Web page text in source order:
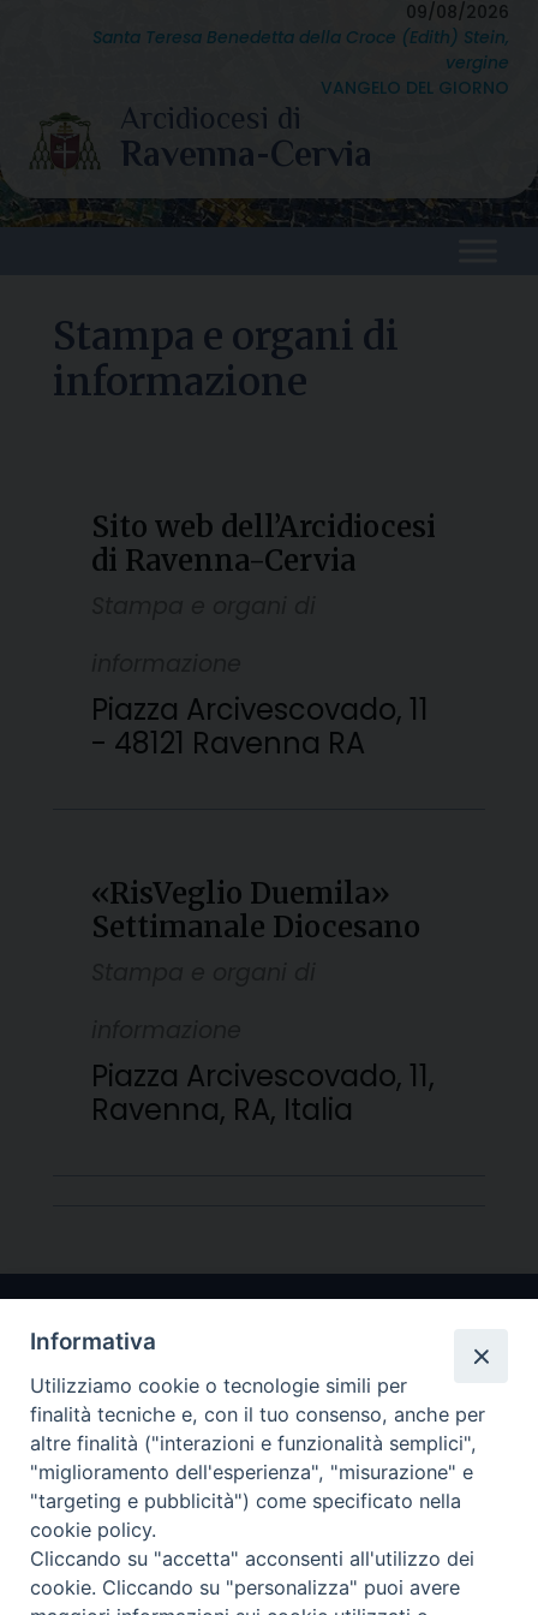
09/08/2026
Santa Teresa Benedetta della Croce (Edith) Stein,
vergine
VANGELO DEL GIORNO
Stampa e organi di
informazione
Sito web dell’Arcidiocesi
di Ravenna-Cervia
Piazza Arcivescovado, 11
- 48121 Ravenna RA
«RisVeglio Duemila»
Settimanale Diocesano
Piazza Arcivescovado, 11,
Ravenna, RA, Italia
Arcidiocesi di Ravenna-Cervia
CONTATTI
Piazza Arcivescovado, 1 48121- Ravenna
tel 0544.541655
Informativa
Utilizziamo cookie o tecnologie simili per
finalità tecniche e, con il tuo consenso, anche per
altre finalità ("interazioni e funzionalità semplici",
"miglioramento dell'esperienza", "misurazione" e
"targeting e pubblicità") come specificato nella
cookie policy.
Cliccando su "accetta" acconsenti all'utilizzo dei
cookie. Cliccando su "personalizza" puoi avere